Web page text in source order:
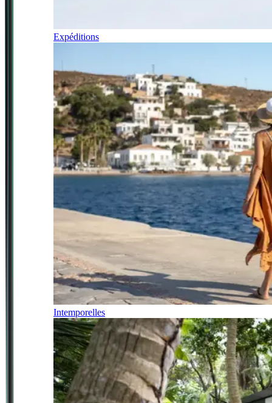
Expéditions
Intemporelles